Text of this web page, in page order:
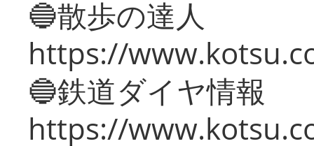
🔵散歩の達人
https://
🔵鉄道ダイヤ情報
https://